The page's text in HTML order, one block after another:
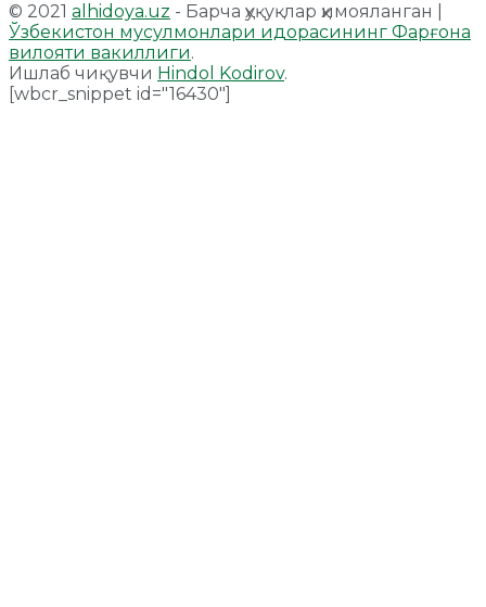
© 2021 alhidoya.uz - Барча ҳуқуқлар ҳимояланган |
Ўзбекистон мусулмонлари идорасининг Фарғона
вилояти вакиллиги.
Ишлаб чиқувчи Hindol Kodirov.
[wbcr_snippet id="16430"]